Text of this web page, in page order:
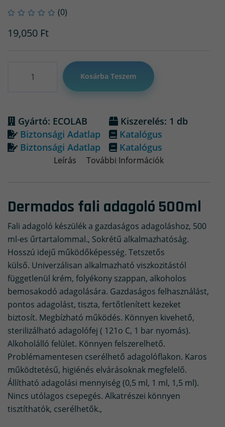
(0)
19,050 Ft
Kosárba Teszem
Gyártó: ECOLAB
Kiszerelés: 1 db
Biztonsági Adatlap
Katalógus
Biztonsági Adatlap
Katalógus
Leírás További Információk
Dermados fali adagoló 500ml
Fali adagoló készülék a gazdaságos adagoláshoz, 500
ml-es űrtartalommal., Sokrétű alkalmazhatóság.
Hosszú idejű működőképesség. Tetszetős
külső. Univerzálisan alkalmazható viszkozitástól
függetlenül krém, folyékony szappan, alkoholos
bemosakodó adagolására. Gazdaságos felhasználást,
pontos adagolást, tiszta, fertőtlenített kezeket
biztosít. Megbízható működés. Könnyen kivehető,
sterilizálható adagolófej ( 121o C, 1 bar nyomás).
Alkoholálló felület. Könnyen felszerelhető.
Problémamentesen cserélhető adagolóflakon. Karos
működtetésű, higiénés elvárásoknak megfelelő.
Állítható adagolási mennyiség (0,5 ml, 1 ml, 1,5 ml).
Nincs utólagos csepegés. Alkatrészei könnyen
tisztíthatók, cserélhetők.,